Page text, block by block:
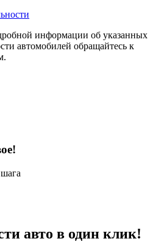
информации об указанных
автомобилей обращайтесь к
авто в один клик!